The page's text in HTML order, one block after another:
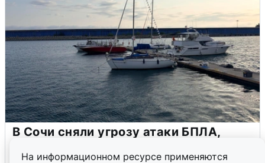
На информационном ресурсе применяются
В Сочи сняли угрозу атаки БПЛА,